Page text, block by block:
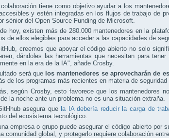
tiene como objetivo ayudar a los
y estén integradas en los flujos de trabajo de
sénior del Open Source Funding de Microsoft.
hoy, existen más de 280.000 mantenedores en la
de ellos elegibles para acceder a las capacidades de
creemos que apoyar el código abierto no solo
dándoles las herramientas que necesitan para
en la era de la IA", añade Crosby.
será que los mantenedores se aprovecharán de
de los programas más recientes en materia de
según Crosby, esto favorece que los mantenedores
la noche ante un problema no es una situación extraña.
asegura que la IA debería reducir la carga de
del ecosistema tecnológico.
empresa o grupo puede asegurar el código abierto
comunidad global, y protegerlo requiere colaboración